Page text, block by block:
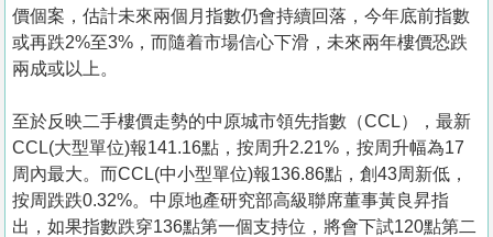
價個案，估計未來兩個月指數仍會持續回落，今年底前指數
或再跌2%至3%，而隨着市場信心下滑，未來兩年樓價恐跌
兩成或以上。
至於反映二手樓價走勢的中原城市領先指數（CCL），最新
CCL(大型單位)報141.16點，按周升2.21%，按周升幅為17
周內最大。而CCL(中小型單位)報136.86點，創43周新低，
按周跌跌0.32%。中原地產研究部高級聯席董事黃良昇指
出，如果指數跌穿136點第一個支持位，將會下試120點第二